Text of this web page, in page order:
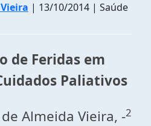
| 13/10/2014 | Saúde
de Feridas em
Paliativos
Almeida Vieira, -2